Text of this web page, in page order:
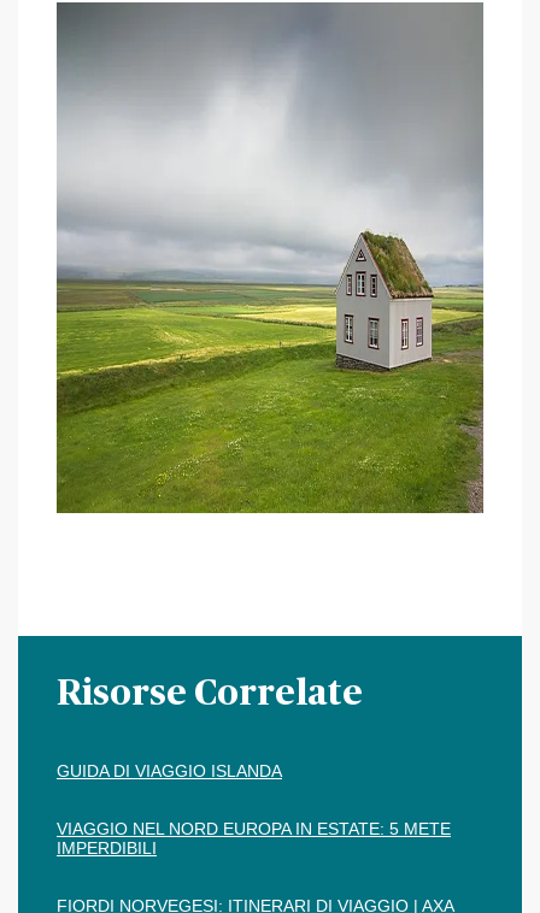
Risorse Correlate
GUIDA DI VIAGGIO ISLANDA
VIAGGIO NEL NORD EUROPA IN ESTATE: 5 METE
IMPERDIBILI
FIORDI NORVEGESI: ITINERARI DI VIAGGIO | AXA